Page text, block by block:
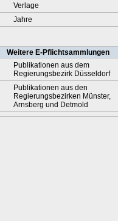
Verlage
Jahre
Weitere E-Pflichtsammlungen
Publikationen aus dem
Regierungsbezirk Düsseldorf
Publikationen aus den
Regierungsbezirken Münster,
Arnsberg und Detmold